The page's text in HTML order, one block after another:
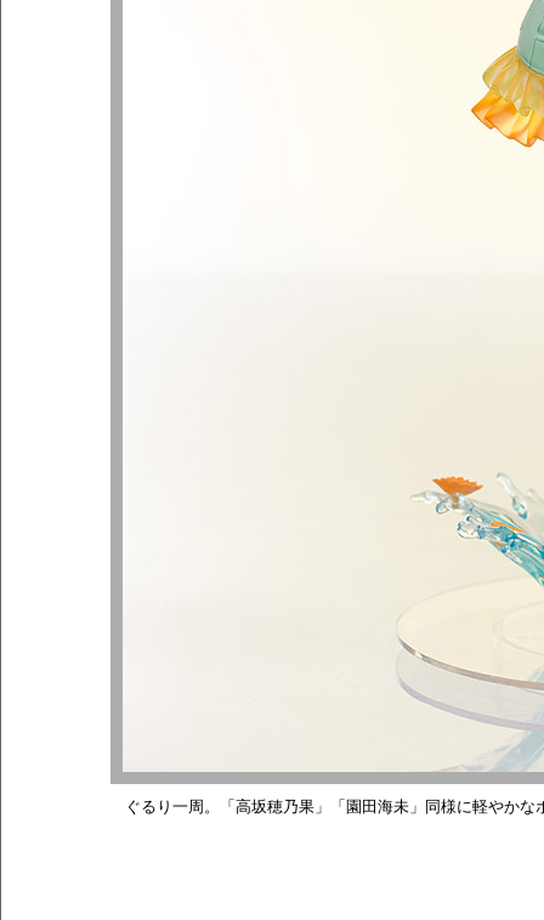
ぐるり一周。「高坂穂乃果」「園田海未」同様に軽やか